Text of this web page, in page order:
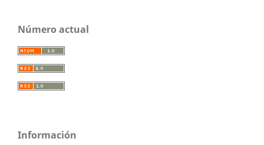
Número actual
Información